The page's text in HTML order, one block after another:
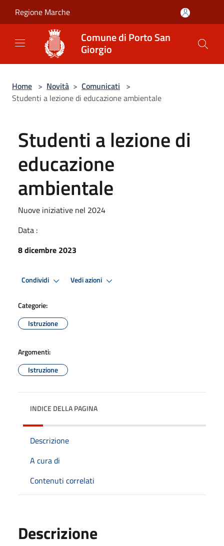
Regione Marche
Comune di Porto San
Giorgio
Home > Novità > Comunicati >
Studenti a lezione di educazione ambientale
Studenti a lezione di
educazione
ambientale
Nuove iniziative nel 2024
Data :
8 dicembre 2023
Condividi Vedi azioni
Categorie:
Istruzione
Argomenti:
Istruzione
INDICE DELLA PAGINA
Descrizione
A cura di
Contenuti correlati
Descrizione